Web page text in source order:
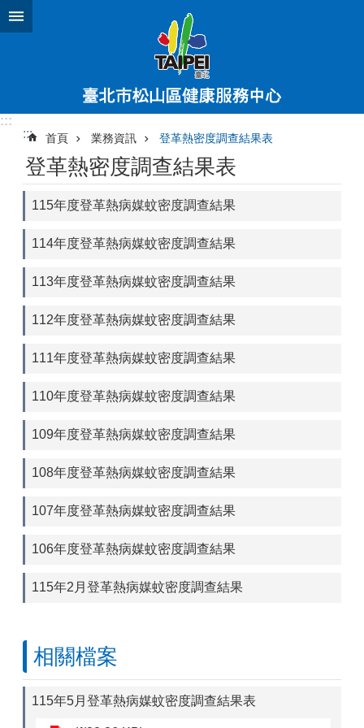
跳到主要內容區塊
:::
:::
首頁 業務資訊 登革熱密度調查結果表
登革熱密度調查結果表
115年度登革熱病媒蚊密度調查結果
114年度登革熱病媒蚊密度調查結果
113年度登革熱病媒蚊密度調查結果
112年度登革熱病媒蚊密度調查結果
111年度登革熱病媒蚊密度調查結果
110年度登革熱病媒蚊密度調查結果
109年度登革熱病媒蚊密度調查結果
108年度登革熱病媒蚊密度調查結果
107年度登革熱病媒蚊密度調查結果
106年度登革熱病媒蚊密度調查結果
115年2月登革熱病媒蚊密度調查結果
相關檔案
115年5月登革熱病媒蚊密度調查結果表